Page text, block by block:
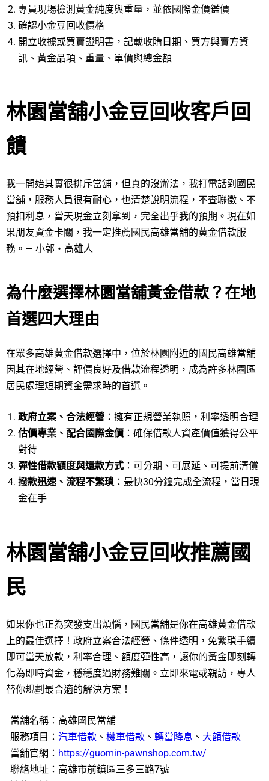
專員現場檢測黃金純度與重量，並依國際金價鑑價
確認小金豆回收價格
開立收據或買賣證明書，記載收購日期、買方與賣方資
訊、黃金品項、重量、單價與總金額
林園當舖小金豆回收客戶回
饋
我一開始其實很排斥當舖，但真的沒辦法，我打電話到國民
當舖，服務人員很有耐心，也清楚說明流程，不查聯徵、不
預扣利息，當天現金立刻拿到，完全出乎我的預期。現在如
果朋友資金卡關，我一定推薦國民高雄當舖的黃金借款服
務。— 小郭・高雄人
為什麼選擇林園當舖黃金借款？在地
首選四大理由
在眾多高雄黃金借款選擇中，位於林園附近的國民高雄當舖
因其在地經營、評價良好及借款流程透明，成為許多林園區
居民處理短期資金需求時的首選。
政府立案、合法經營 ：擁有正規營業執照，利率透明合理
估價專業、配合國際金價 ：確保借款人資產價值獲得公平
對待
彈性借款額度與還款方式 ：可分期、可展延、可提前清償
撥款迅速、流程不繁瑣 ：最快30分鐘完成全流程，當日現
金在手
林園當舖小金豆回收推薦國
民
如果你也正為突發支出煩惱，國民當舖是你在高雄黃金借款
上的最佳選擇！政府立案合法經營、條件透明，免繁瑣手續
即可當天放款，利率合理、額度彈性高，讓你的黃金即刻轉
化為即時資金，穩穩度過財務難關。立即來電或親訪，專人
替你規劃最合適的解決方案！
當舖名稱：高雄國民當舖
服務項目： 汽車借款 、 機車借款 、 轉當降息 、 大額借款
當舖官網： https://guomin-pawnshop.com.tw/
聯絡地址：高雄市前鎮區三多三路7號